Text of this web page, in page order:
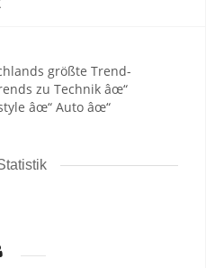
größte Trend-
zu Technik âœ“
âœ“ Auto âœ“